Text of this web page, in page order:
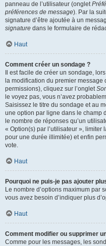
panneau de l’utilisateur (onglet
préférences de message). Par la
signature d’être ajoutée à un
signature dans le formulaire de
Haut
Comment créer un sondage ?
Il est facile de créer un sondage,
la modification du premier message
permissions), cliquez sur l’onglet
le voyez pas, vous n’avez
Saisissez le titre du sondage et au
une option par ligne dans le champ
le nombre de réponses qu’un
« Option(s) par l’utilisateur »,
pour une durée illimitée) et enfin
vote.
Haut
Pourquoi ne puis-je pas ajouter
Le nombre d’options maximum par
vous avez besoin d’indiquer plus
Haut
Comment modifier ou supprimer
Comme pour les messages, les